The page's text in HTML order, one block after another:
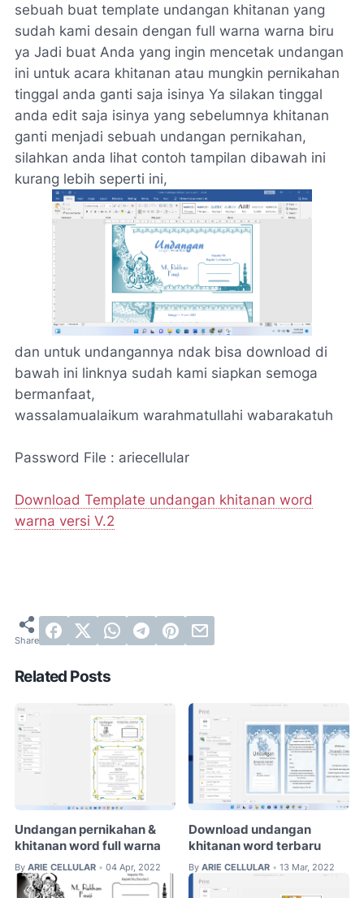
sebuah buat template undangan khitanan yang
sudah kami desain dengan full warna warna biru
ya Jadi buat Anda yang ingin mencetak undangan
ini untuk acara khitanan atau mungkin pernikahan
tinggal anda ganti saja isinya Ya silakan tinggal
anda edit saja isinya yang sebelumnya khitanan
ganti menjadi sebuah undangan pernikahan,
silahkan anda lihat contoh tampilan dibawah ini
kurang lebih seperti ini,
dan untuk undangannya ndak bisa download di
bawah ini linknya sudah kami siapkan semoga
bermanfaat,
wassalamualaikum warahmatullahi wabarakatuh
Password File : ariecellular
Download Template undangan khitanan word
warna versi V.2
Related Posts
Undangan pernikahan &
khitanan word full warna
By ARIE CELLULAR • 04 Apr, 2022
Download undangan
khitanan word terbaru
By ARIE CELLULAR • 13 Mar, 2022